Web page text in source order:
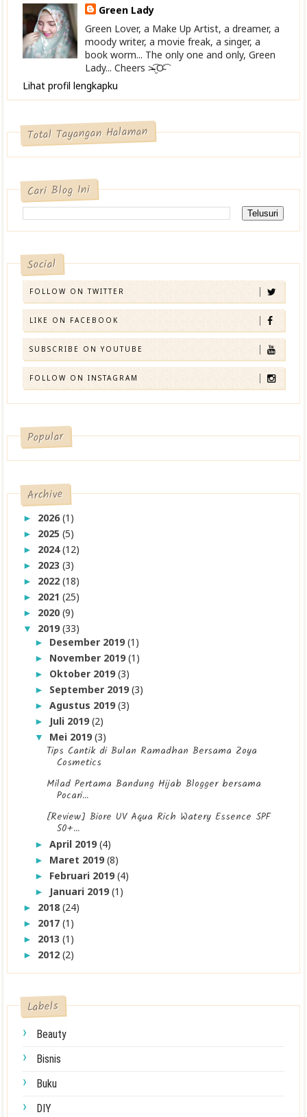
Green Lady
Green Lover, a Make Up Artist, a dreamer, a
moody writer, a movie freak, a singer, a
book worm... The only one and only, Green
Lady... Cheers >̴̴̴̴̴͡.̮Ơ̴͡
Lihat profil lengkapku
Total Tayangan Halaman
Cari Blog Ini
Social
FOLLOW ON TWITTER
LIKE ON FACEBOOK
SUBSCRIBE ON YOUTUBE
FOLLOW ON INSTAGRAM
Popular
Archive
► 2026(1)
► 2025(5)
► 2024(12)
► 2023(3)
► 2022(18)
► 2021(25)
► 2020(9)
▼ 2019(33)
► Desember 2019(1)
► November 2019(1)
► Oktober 2019(3)
► September 2019(3)
►Agustus 2019(3)
► Juli 2019(2)
▼ Mei 2019(3)
Tips Cantik di Bulan Ramadhan Bersama Zoya
Cosmetics
Milad Pertama Bandung Hijab Blogger bersama
Pocari...
[Review] Biore UV Aqua Rich Watery Essence SPF
50+...
►April 2019(4)
► Maret 2019(8)
► Februari 2019(4)
► Januari 2019(1)
► 2018(24)
► 2017(1)
► 2013(1)
► 2012(2)
Labels
Beauty
Bisnis
Buku
DIY